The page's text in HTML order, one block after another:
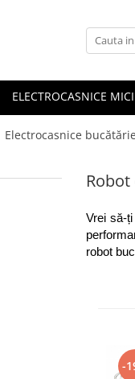
ELECTROCASNICE MICI
Electrocasnice
Vrei să-
robot
-